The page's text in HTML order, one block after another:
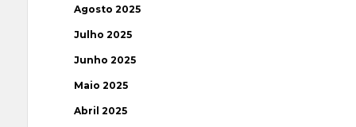
Agosto 2025
Julho 2025
Junho 2025
Maio 2025
Abril 2025